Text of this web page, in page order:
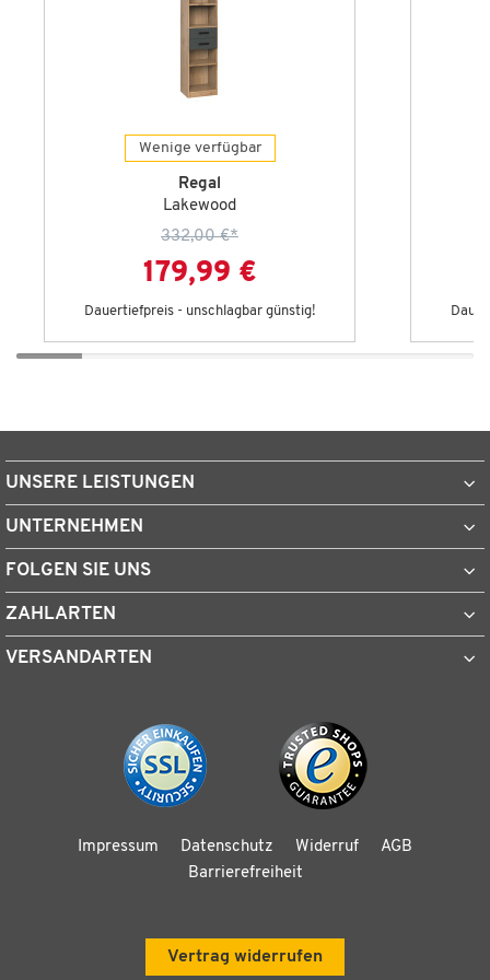
Wenige verfügbar
Regal
Lakewood
332,00 €*
179,99 €
Dauertiefpreis - unschlagbar günstig!
UNSERE LEISTUNGEN
UNTERNEHMEN
FOLGEN SIE UNS
ZAHLARTEN
VERSANDARTEN
Impressum Datenschutz Widerruf
AGB
Barrierefreiheit
Vertrag widerrufen